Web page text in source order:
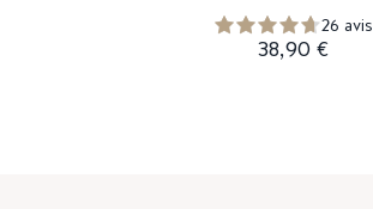
26 avis
38,90 €